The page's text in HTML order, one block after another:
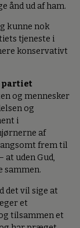
ånd ud af ham.
kunne nok
tjeneste i
konservativt
partiet
og mennesker
og
i
af
frem til
at uden Gud,
sammen.
det vil sige at
et
tilsammen et